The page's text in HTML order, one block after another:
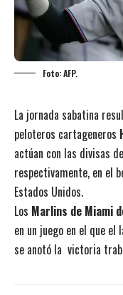
Foto: AFP.
La jornada sabatina
peloteros cartageneros
actúan con las divisas
respectivamente, en el
Estados Unidos.
Los Marlins de Miami
en un juego en el que el
se anotó la victoria